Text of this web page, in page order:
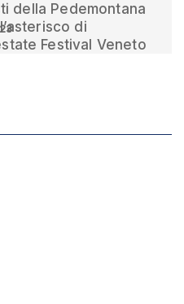
della Pedemontana
di
Festival Veneto